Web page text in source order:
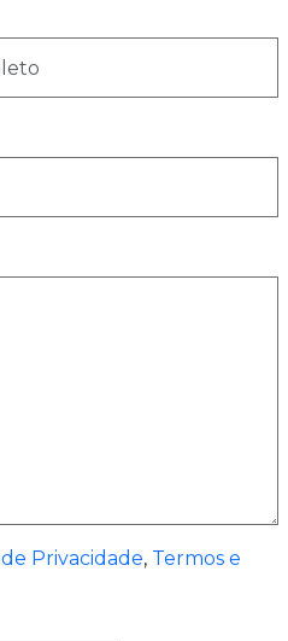
Privacidade, Termos e